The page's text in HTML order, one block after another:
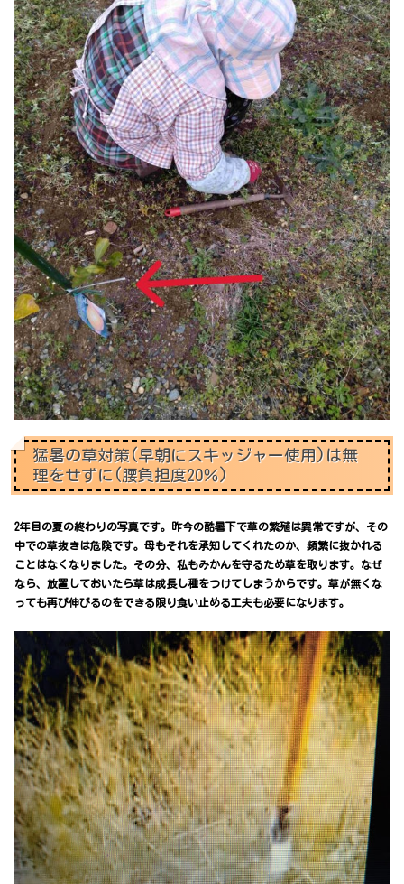
猛暑の草対策(早朝にスキッジャー使用)は無
理をせずに(腰負担度20％)
2年目の夏の終わりの写真です。昨今の酷暑下で草の繁殖は異常ですが、その
中での草抜きは危険です。母もそれを承知してくれたのか、頻繁に抜かれる
ことはなくなりました。その分、私もみかんを守るため草を取ります。なぜ
なら、放置しておいたら草は成長し種をつけてしまうからです。草が無くな
っても再び伸びるのをできる限り食い止める工夫も必要になります。